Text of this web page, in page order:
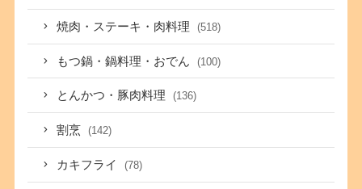
焼肉・ステーキ・肉料理 (518)
もつ鍋・鍋料理・おでん (100)
とんかつ・豚肉料理 (136)
割烹 (142)
カキフライ (78)